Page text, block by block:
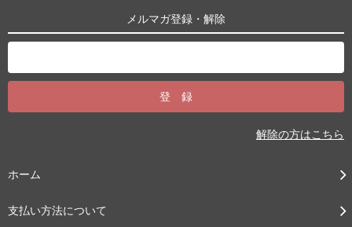
メルマガ登録・解除
解除の方はこちら
ホーム
支払い方法について